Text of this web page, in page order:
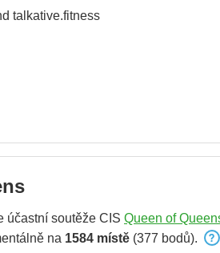
talkative.fitness
účastní soutěže CIS Queen of
na 1584 místě (377 bodů).